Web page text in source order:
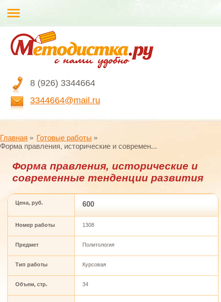
8 (926) 3344664
3344664@mail.ru
Главная
Готовые работы
Форма правления, исторические и современ...
Форма правления, исторические и
современные тенденции развития
Цена, руб. 600
Номер работы 1308
Предмет Политология
Тип работы Курсовая
Объем, стр. 34